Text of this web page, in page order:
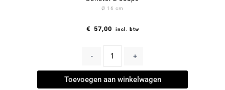
Ø 16 cm
€ 57,00 incl. btw
- +
Toevoegen aan winkelwagen